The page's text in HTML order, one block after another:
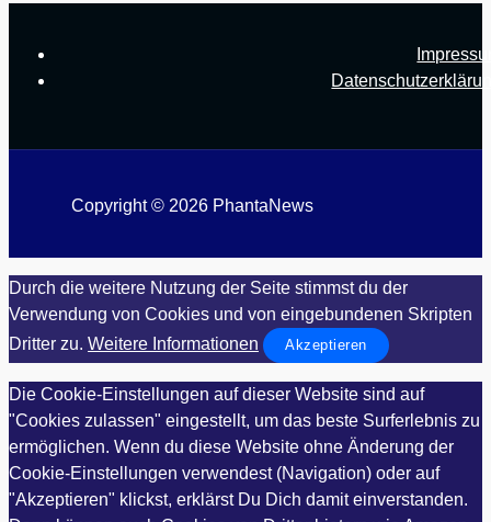
Copyright © 2026 PhantaNews
Durch die weitere Nutzung der Seite stimmst du der
Verwendung von Cookies und von eingebundenen Skripten
Dritter zu. Weitere Informationen Akzeptieren
Die Cookie-Einstellungen auf dieser Website sind auf
"Cookies zulassen" eingestellt, um das beste Surferlebnis zu
ermöglichen. Wenn du diese Website ohne Änderung der
Cookie-Einstellungen verwendest (Navigation) oder auf
"Akzeptieren" klickst, erklärst Du Dich damit einverstanden.